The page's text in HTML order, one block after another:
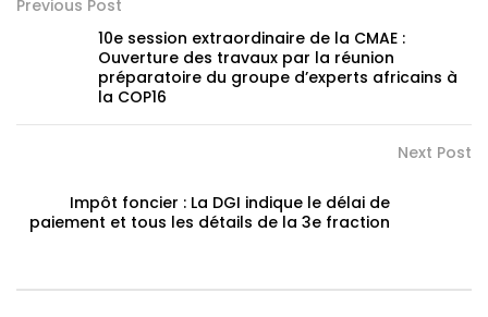
Previous Post
10e session extraordinaire de la CMAE :
Ouverture des travaux par la réunion
préparatoire du groupe d’experts africains à
la COP16
Next Post
Impôt foncier : La DGI indique le délai de
paiement et tous les détails de la 3e fraction